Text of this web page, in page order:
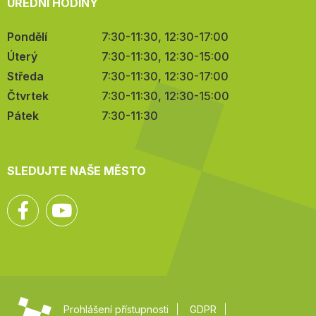
Pondělí
7:30-11:30, 12:30-17:00
Úterý
7:30-11:30, 12:30-15:00
Středa
7:30-11:30, 12:30-17:00
Čtvrtek
7:30-11:30, 12:30-15:00
Pátek
7:30-11:30
SLEDUJTE NAŠE MĚSTO
Facebook
Prohlášení přístupnosti GDPR